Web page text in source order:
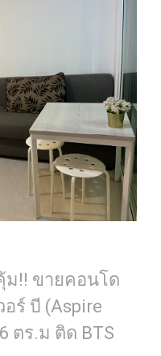
ม!! ขายคอนโด
ร์ บี (Aspire
ตร.ม ติด BTS